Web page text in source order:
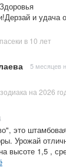
и удача
в 10 лет
5 месяцев
на 2026
это
Урожай
высоте 1,5 ,